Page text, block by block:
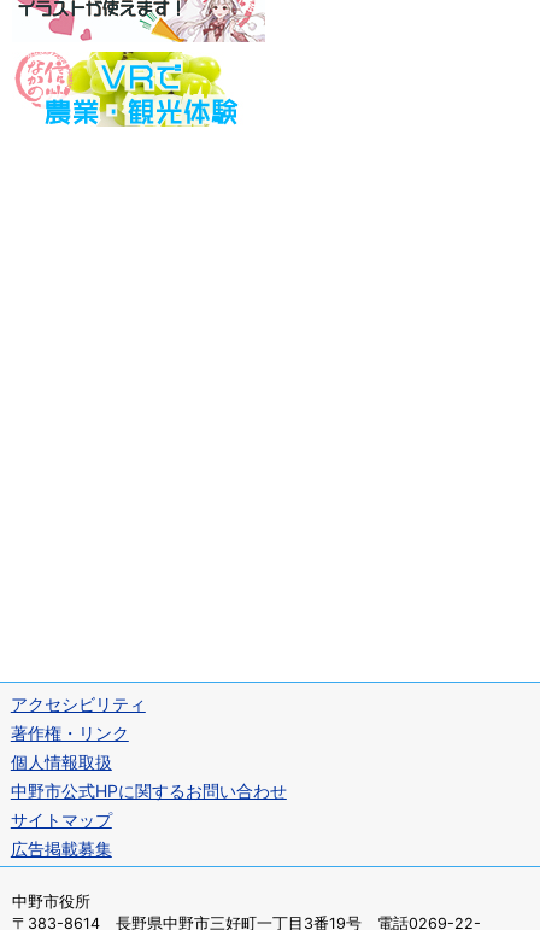
アクセシビリティ
著作権・リンク
個人情報取扱
中野市公式HPに関するお問い合わせ
サイトマップ
広告掲載募集
中野市役所
〒383-8614 長野県中野市三好町一丁目3番19号 電話0269-22-